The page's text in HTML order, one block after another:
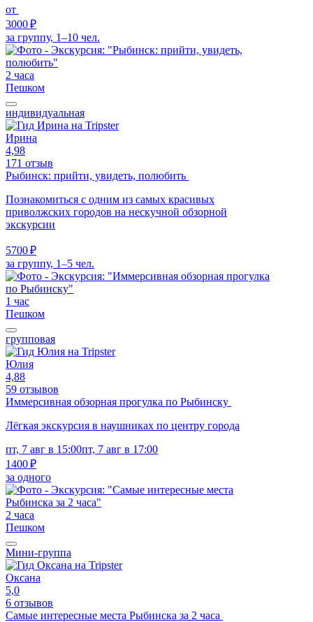
от
3000 ₽
за группу, 1–10 чел.
2 часа
Пешком
индивидуальная
Ирина
4,98
171 отзыв
Рыбинск: прийти, увидеть, полюбить
Познакомиться с одним из самых красивых
приволжских городов на нескучной обзорной
экскурсии
5700 ₽
за группу, 1–5 чел.
1 час
Пешком
групповая
Юлия
4,88
59 отзывов
Иммерсивная обзорная прогулка по Рыбинску
Лёгкая экскурсия в наушниках по центру города
пт, 7 авг в 15:00пт, 7 авг в 17:00
1400 ₽
за одного
2 часа
Пешком
Мини-группа
Оксана
5,0
6 отзывов
Самые интересные места Рыбинска за 2 часа